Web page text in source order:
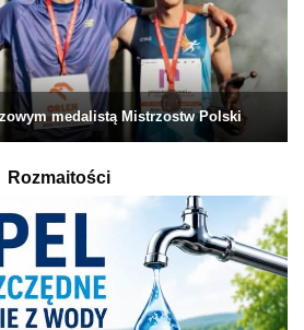
medalistą Mistrzostw Polski
Rozmaitości